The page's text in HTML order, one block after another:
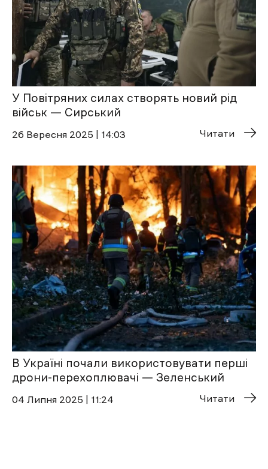
У Повітряних силах створять новий рід
військ — Сирський
26 Вересня 2025 | 14:03 Читати
В Україні почали використовувати перші
дрони-перехоплювачі — Зеленський
04 Липня 2025 | 11:24 Читати